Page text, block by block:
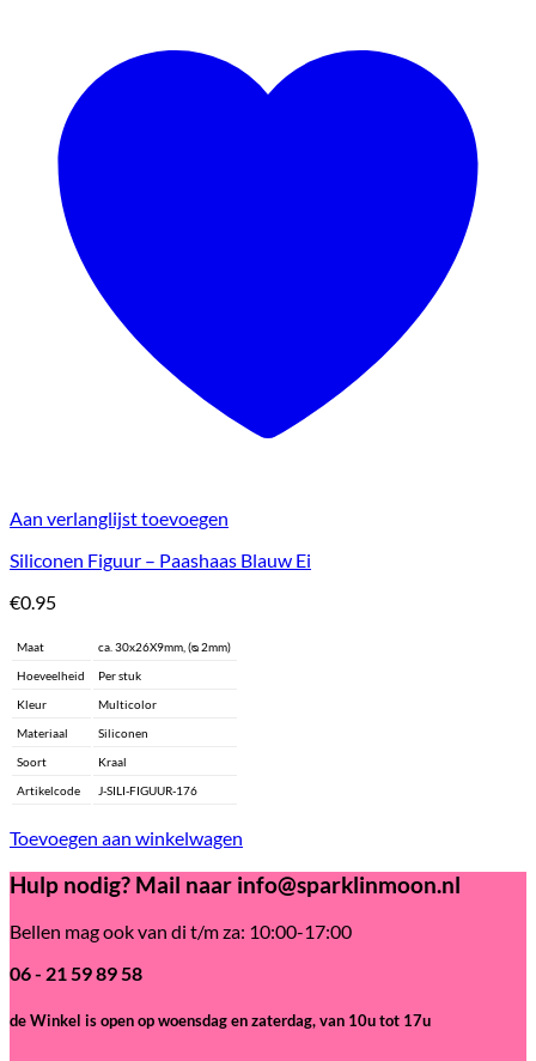
Aan verlanglijst toevoegen
Siliconen Figuur – Paashaas Blauw Ei
€0.95
Maat
ca. 30x26X9mm, (ᴓ 2mm)
Hoeveelheid
Per stuk
Kleur
Multicolor
Materiaal
Siliconen
Soort
Kraal
Artikelcode
J-SILI-FIGUUR-176
Toevoegen aan winkelwagen
Hulp nodig? Mail naar info@sparklinmoon.nl
Bellen mag ook van di t/m za: 10:00-17:00
06 - 21 59 89 58
de Winkel is openop woensdag en zaterdag, van 10u tot 17u